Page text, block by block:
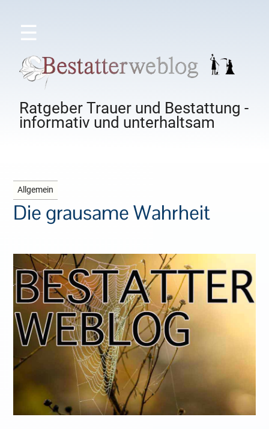
☰
Ratgeber Trauer und Bestattung -
informativ und unterhaltsam
Allgemein
Die grausame Wahrheit